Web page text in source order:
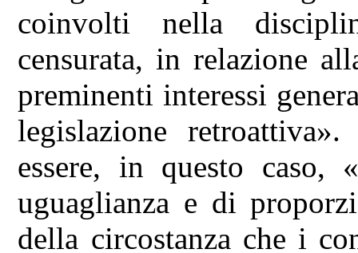
coinvolti nella
censurata, in relazione
preminenti interessi
legislazione
essere, in questo
uguaglianza e di
della circostanza che i